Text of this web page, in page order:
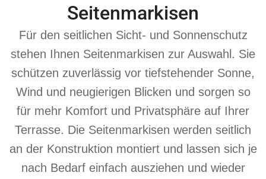
Seitenmarkisen
Für den seitlichen Sicht- und Sonnenschutz
stehen Ihnen Seitenmarkisen zur Auswahl. Sie
schützen zuverlässig vor tiefstehender Sonne,
Wind und neugierigen Blicken und sorgen so
für mehr Komfort und Privatsphäre auf Ihrer
Terrasse. Die Seitenmarkisen werden seitlich
an der Konstruktion montiert und lassen sich je
nach Bedarf einfach ausziehen und wieder